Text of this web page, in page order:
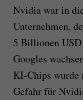
Nvidia war in
Unternehmen,
5 Billionen
Googles
KI-Chips wurde
Gefahr für